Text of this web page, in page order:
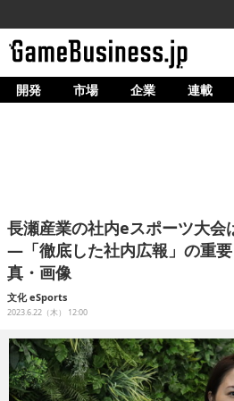
ホーム
企業動向
人材育成
産業政策
連載
イベント/セミナー
開発 市場 企業 連載
長瀬産業の社内eスポーツ大会
―「徹底した社内広報」の重
真・画像
文化 eSports
2023.6.22（木） 12:00